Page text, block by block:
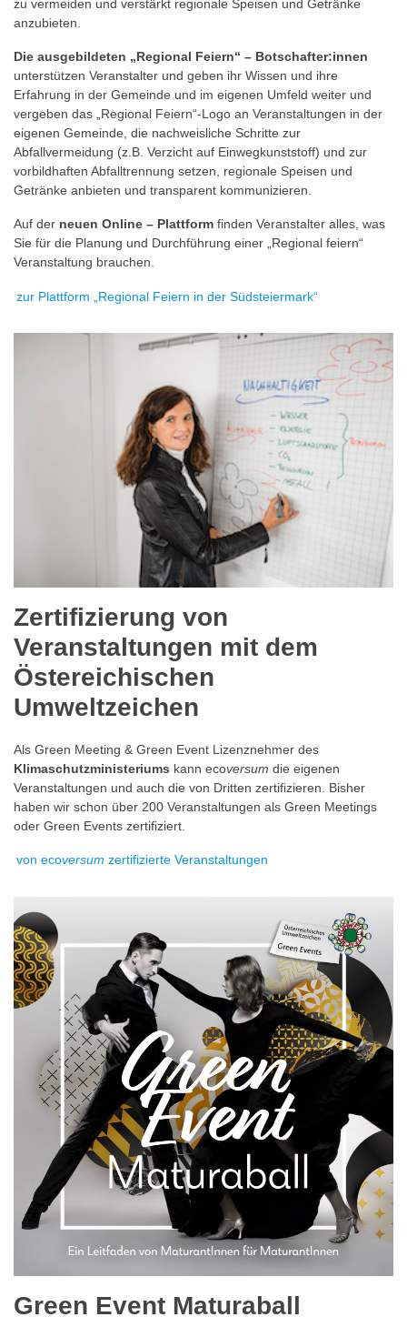
zu vermeiden und verstärkt regionale Speisen und Getränke
anzubieten.
Die ausgebildeten „Regional Feiern“ – Botschafter:innen
unterstützen Veranstalter und geben ihr Wissen und ihre
Erfahrung in der Gemeinde und im eigenen Umfeld weiter und
vergeben das „Regional Feiern“-Logo an Veranstaltungen in der
eigenen Gemeinde, die nachweisliche Schritte zur
Abfallvermeidung (z.B. Verzicht auf Einwegkunststoff) und zur
vorbildhaften Abfalltrennung setzen, regionale Speisen und
Getränke anbieten und transparent kommunizieren.
Auf der neuen Online – Plattform finden Veranstalter alles, was
Sie für die Planung und Durchführung einer „Regional feiern“
Veranstaltung brauchen.
zur Plattform „Regional Feiern in der Südsteiermark“
Zertifizierung von
Veranstaltungen mit dem
Östereichischen
Umweltzeichen
Als Green Meeting & Green Event Lizenznehmer des
Klimaschutzministeriums kann ecoversum die eigenen
Veranstaltungen und auch die von Dritten zertifizieren. Bisher
haben wir schon über 200 Veranstaltungen als Green Meetings
oder Green Events zertifiziert.
von ecoversum zertifizierte Veranstaltungen
Green Event Maturaball